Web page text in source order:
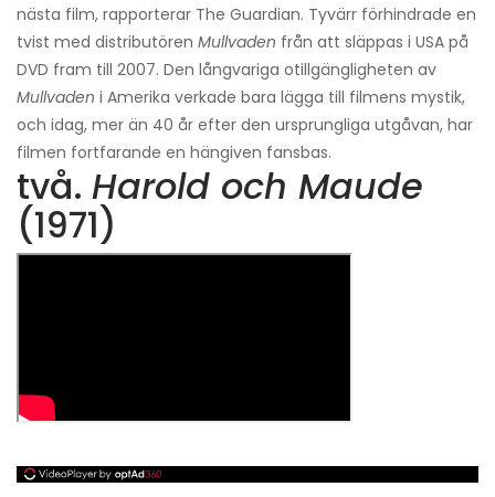
nästa film, rapporterar The Guardian. Tyvärr förhindrade en
tvist med distributören Mullvaden från att släppas i USA på
DVD fram till 2007. Den långvariga otillgängligheten av
Mullvaden i Amerika verkade bara lägga till filmens mystik,
och idag, mer än 40 år efter den ursprungliga utgåvan, har
filmen fortfarande en hängiven fansbas.
två. Harold och Maude
(1971)